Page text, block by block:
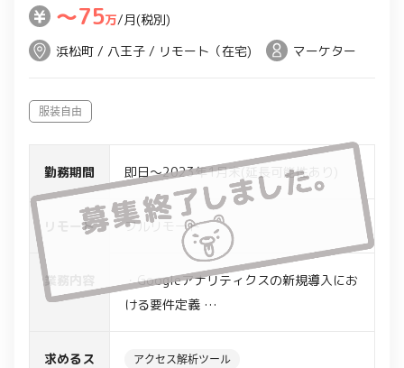
〜75万/月(税別)
浜松町 / 八王子 / リモート（在宅)
マーケター
服装自由
勤務期間 即日～2023年1月末(延長可能性あり)
リモート フルリモート
業務内容
・Googleアナリティクスの新規導入にお
ける要件定義
書、計測実装指示書の作成等
求めるス
アクセス解析ツール